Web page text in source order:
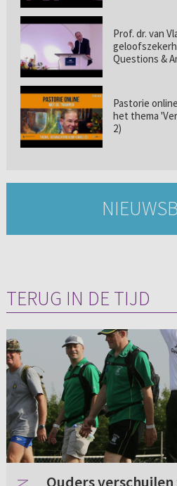
Prof. dr. van
Questions &
Pastorie
het thema
2)
TERUG IN DE TIJD